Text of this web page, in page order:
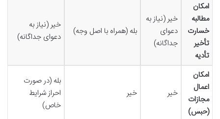
امکان
مطالبه
خسارت
تأخیر
تأدیه
خیر (نیاز به
دعوای
جداگانه)
بله (همراه با اصل وجه)
خیر (نیاز به
دعوای جداگانه)
امکان
اعمال
مجازات
(حبس)
خیر خیر
بله (در صورت
احراز شرایط
خاص)